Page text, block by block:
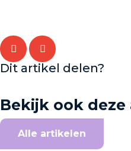
Dit artikel delen?
Bekijk ook
Alle artikelen